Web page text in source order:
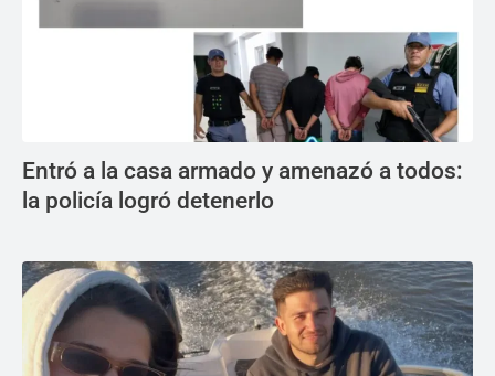
Entró a la casa armado y amenazó a todos:
la policía logró detenerlo